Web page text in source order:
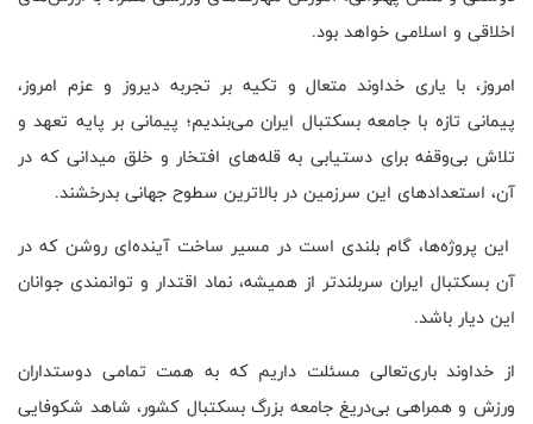
اخلاقی و اسلامی خواهد بود.
امروز، با یاری خداوند متعال و تکیه بر تجربه دیروز و عزم امروز،
پیمانی تازه با جامعه بسکتبال ایران می‌بندیم؛ پیمانی بر پایه تعهد و
تلاش بی‌وقفه برای دستیابی به قله‌های افتخار و خلق میدانی که در
آن، استعدادهای این سرزمین در بالاترین سطوح جهانی بدرخشند.
این پروژه‌ها، گام بلندی است در مسیر ساخت آینده‌ای روشن که در
آن بسکتبال ایران سربلندتر از همیشه، نماد اقتدار و توانمندی جوانان
این دیار باشد.
از خداوند باری‌تعالی مسئلت داریم که به همت تمامی دوستداران
ورزش و همراهی بی‌دریغ جامعه بزرگ بسکتبال کشور، شاهد شکوفایی